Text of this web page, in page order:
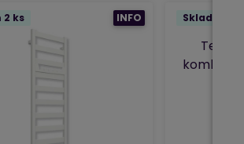
2 ks INFO Skladem 1
Terma